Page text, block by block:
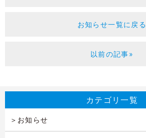
お知らせ一覧に戻る
以前の記事»
カテゴリ一覧
お知らせ